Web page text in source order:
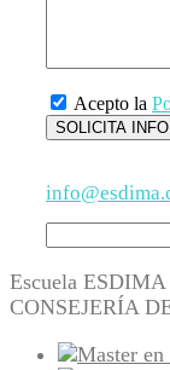
Acepto la
Escuela ESDIMA
CONSEJERÍA